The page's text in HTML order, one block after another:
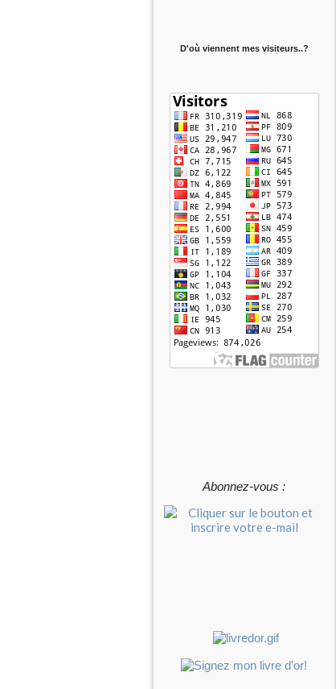
D'où viennent mes visiteurs..?
Abonnez-vous :